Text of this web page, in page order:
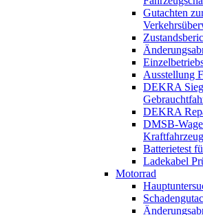
Gutachten
Ausstellung
DEKRA
DEKRA
DMSB-
Batterietest
Ladekabel
Motorrad